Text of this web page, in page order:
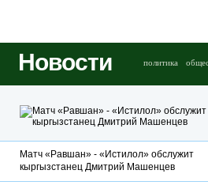
Новости политика
Матч «Равшан» - «Истилол» обслужит
кыргызстанец Дмитрий Машенцев